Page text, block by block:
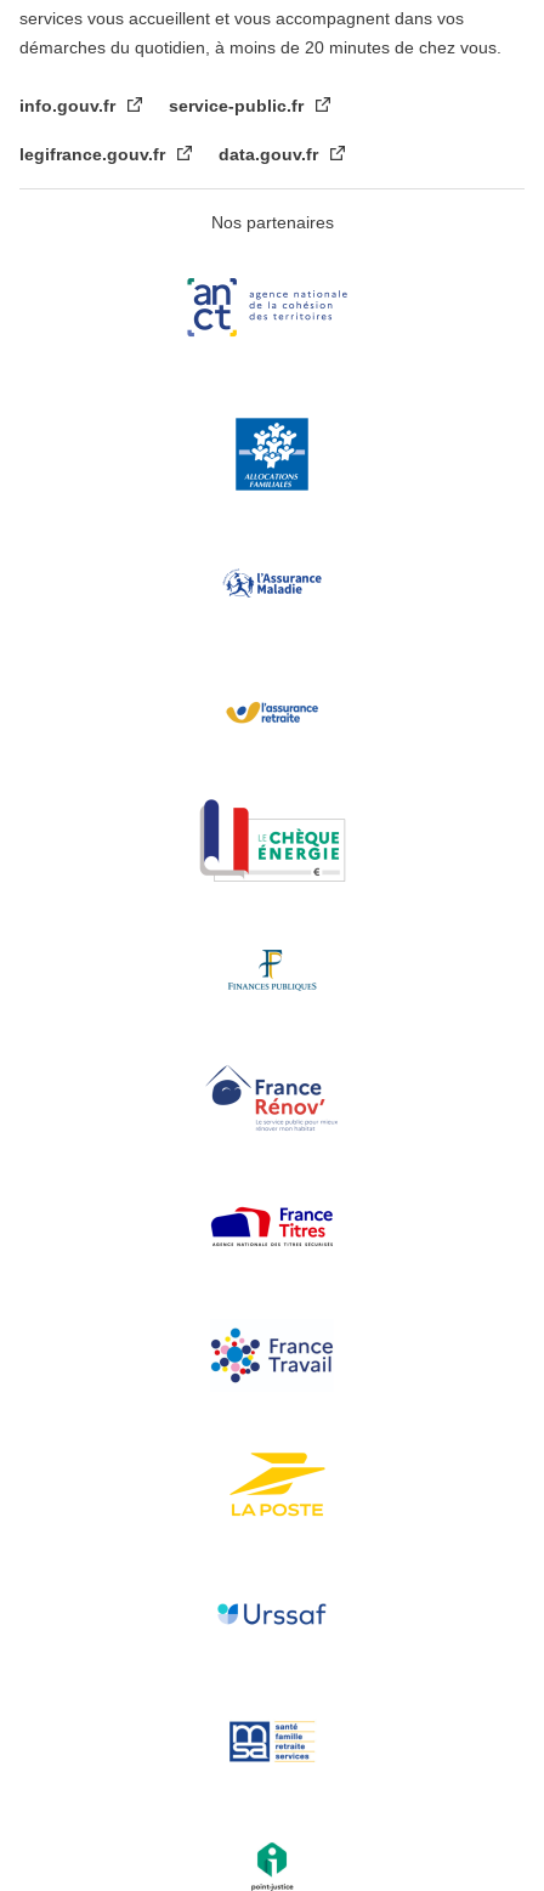
services vous accueillent et vous accompagnent dans vos
démarches du quotidien, à moins de 20 minutes de chez vous.
info.gouv.fr service-public.fr
legifrance.gouv.fr data.gouv.fr
Nos partenaires